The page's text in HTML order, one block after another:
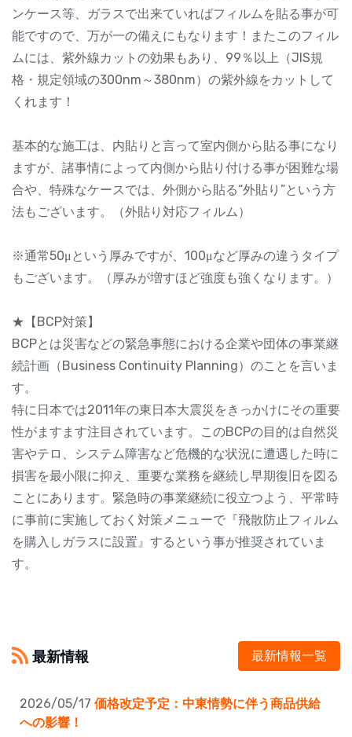
ンケース等、ガラスで出来ていればフィルムを貼る事が可
能ですので、万が一の備えにもなります！またこのフィル
ムには、紫外線カットの効果もあり、99％以上（JIS規
格・規定領域の300nm～380nm）の紫外線をカットして
くれます！
基本的な施工は、内貼りと言って室内側から貼る事になり
ますが、諸事情によって内側から貼り付ける事が困難な場
合や、特殊なケースでは、外側から貼る“外貼り”という方
法もございます。（外貼り対応フィルム）
※通常50μという厚みですが、100μなど厚みの違うタイプ
もございます。（厚みが増すほど強度も強くなります。）
★【BCP対策】
BCPとは災害などの緊急事態における企業や団体の事業継
続計画（Business Continuity Planning）のことを言いま
す。
特に日本では2011年の東日本大震災をきっかけにその重要
性がますます注目されています。このBCPの目的は自然災
害やテロ、システム障害など危機的な状況に遭遇した時に
損害を最小限に抑え、重要な業務を継続し早期復旧を図る
ことにあります。緊急時の事業継続に役立つよう、平常時
に事前に実施しておく対策メニューで『飛散防止フィルム
を購入しガラスに設置』するという事が推奨されていま
す。
最新情報 最新情報一覧
2026/05/17 価格改定予定：中東情勢に伴う商品供給
への影響！